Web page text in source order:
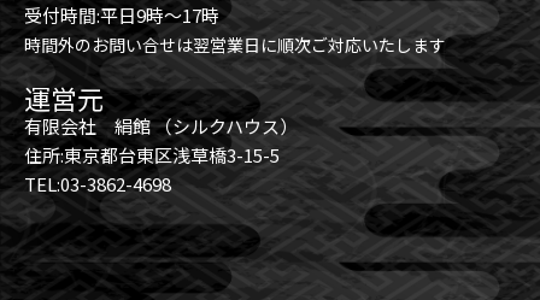
受付時間:平日9時～17時
時間外のお問い合せは翌営業日に順次ご対応いたします
運営元
有限会社 絹館 （シルクハウス）
住所:東京都台東区浅草橋3-15-5
TEL:03-3862-4698